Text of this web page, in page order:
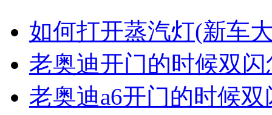
如何打开蒸汽灯(新车
老奥迪开门的时候双
老奥迪a6开门的时候